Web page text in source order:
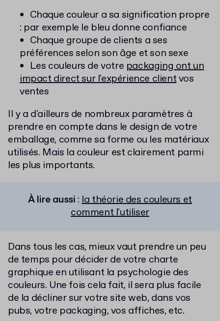
Chaque couleur a sa signification propre
: par exemple le bleu donne confiance
Chaque groupe de clients a ses
préférences selon son âge et son sexe
Les couleurs de votre packaging ont un
impact direct sur l'expérience clientvos
ventes
Il y a d'ailleurs de nombreux paramètres à
prendre en compte dans le design de votre
emballage, comme sa forme ou les matériaux
utilisés. Mais la couleur est clairement parmi
les plus importants.
À lire aussi :la théorie des couleurs et
comment l'utiliser
Dans tous les cas, mieux vaut prendre un peu
de temps pour décider de votre charte
graphique en utilisant la psychologie des
couleurs. Une fois cela fait, il sera plus facile
de la décliner sur votre site web, dans vos
pubs, votre packaging, vos affiches, etc.